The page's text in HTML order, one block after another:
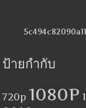
ป้ายกำกับ
720p 1080P